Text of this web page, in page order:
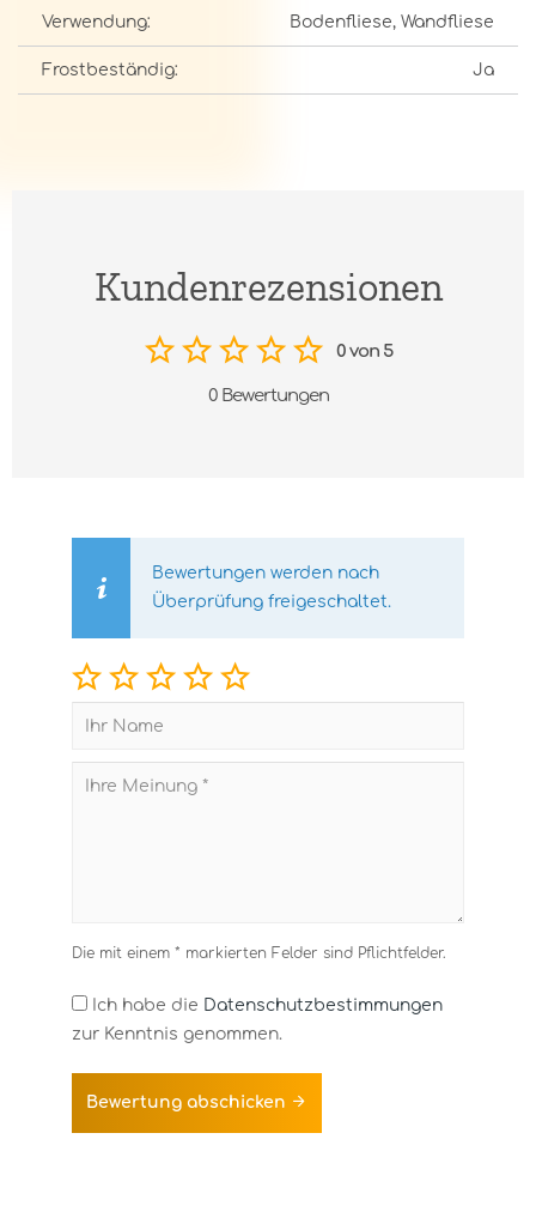
Verwendung: Bodenfliese, Wandfliese
Frostbeständig: Ja
Kundenrezensionen
0 von 5
0 Bewertungen
Bewertungen werden nach
Überprüfung freigeschaltet.
Die mit einem * markierten Felder sind Pflichtfelder.
Ich habe die Datenschutzbestimmungen
zur Kenntnis genommen.
Bewertung abschicken